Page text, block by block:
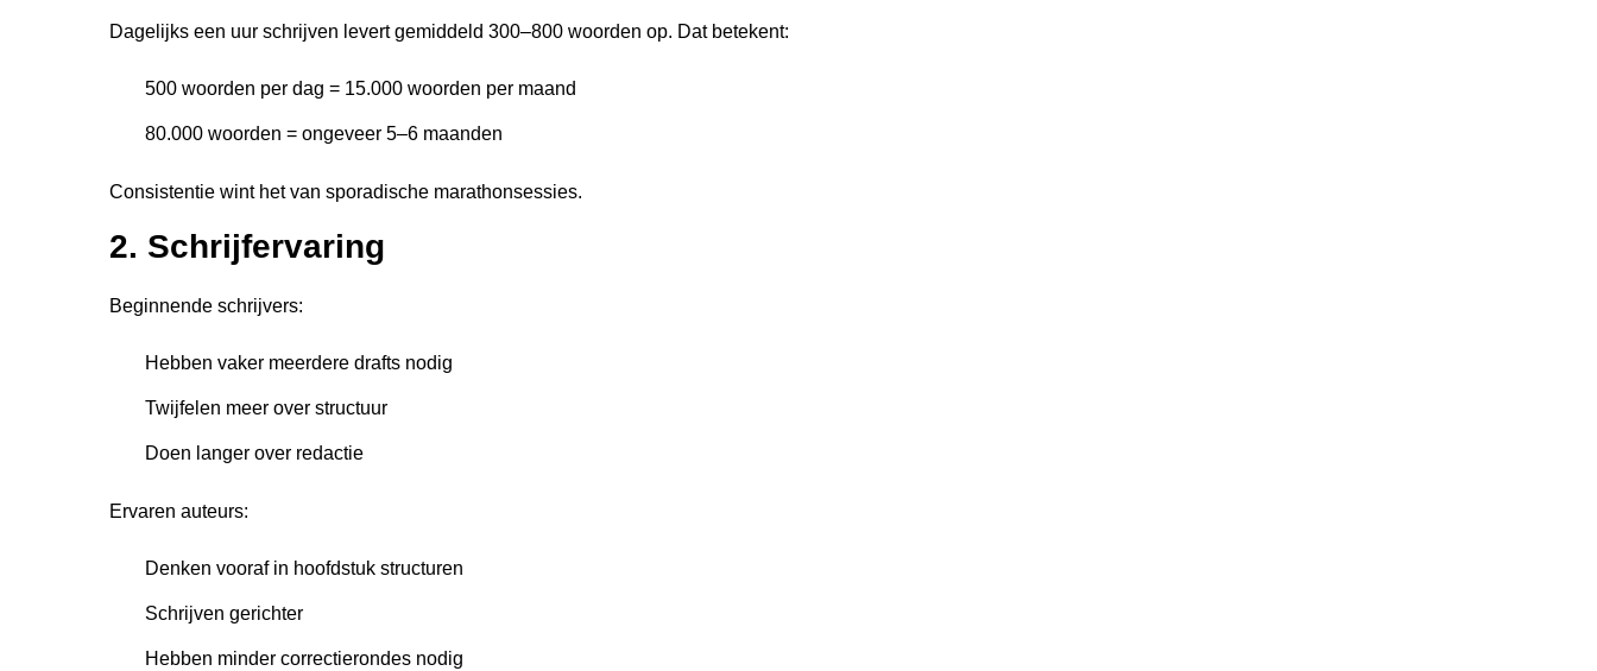
Dagelijks een uur schrijven levert gemiddeld 300–800 woorden op. Dat betekent:
500 woorden per dag = 15.000 woorden per maand
80.000 woorden = ongeveer 5–6 maanden
Consistentie wint het van sporadische marathonsessies.
2. Schrijfervaring
Beginnende schrijvers:
Hebben vaker meerdere drafts nodig
Twijfelen meer over structuur
Doen langer over redactie
Ervaren auteurs:
Denken vooraf in hoofdstuk structuren
Schrijven gerichter
Hebben minder correctierondes nodig